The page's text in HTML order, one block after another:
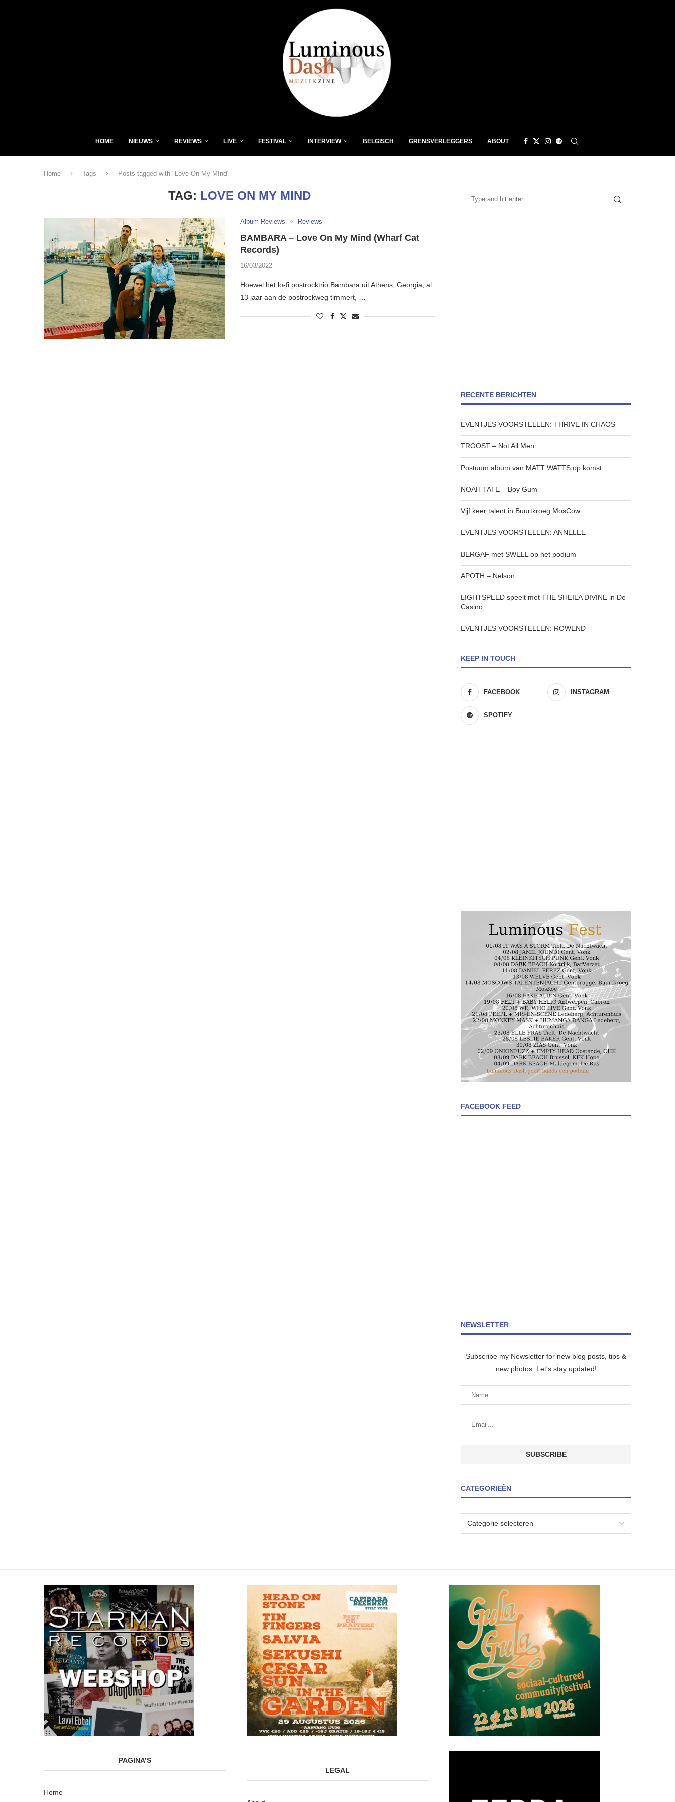
HOME NIEUWS REVIEWS LIVE FESTIVAL INTERVIEW BELGISCH GRENSVERLEGGERS ABOUT
Home Tags Posts tagged with "Love On My MInd"
TAG: LOVE ON MY MIND
Album Reviews Reviews
BAMBARA – Love On My Mind (Wharf Cat
Records)
16/03/2022
Hoewel het lo-fi postrocktrio Bambara uit Athens, Georgia, al
13 jaar aan de postrockweg timmert, …
RECENTE BERICHTEN
EVENTJES VOORSTELLEN: THRIVE IN CHAOS
TROOST – Not All Men
Postuum album van MATT WATTS op komst
NOAH TATE – Boy Gum
Vijf keer talent in Buurtkroeg MosCow
EVENTJES VOORSTELLEN: ANNELEE
BERGAF met SWELL op het podium
APOTH – Nelson
LIGHTSPEED speelt met THE SHEILA DIVINE in De
Casino
EVENTJES VOORSTELLEN: ROWEND
KEEP IN TOUCH
FACEBOOK INSTAGRAM
SPOTIFY
FACEBOOK FEED
NEWSLETTER
Subscribe my Newsletter for new blog posts, tips &
new photos. Let's stay updated!
CATEGORIEËN
PAGINA’S
Home
LEGAL